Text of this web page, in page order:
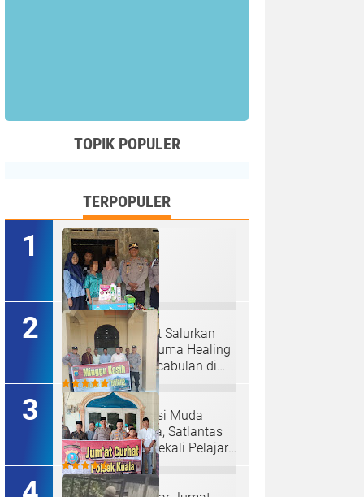
TOPIK POPULER
TERPOPULER
Kapolres Langkat Salurkan
Bantuan dan Trauma Healing
bagi Korban Pencabulan di
Secanggang.
Ciptakan Generasi Muda
Tertib Berkendara, Satlantas
Polres Langkat Bekali Pelajar
SMP.